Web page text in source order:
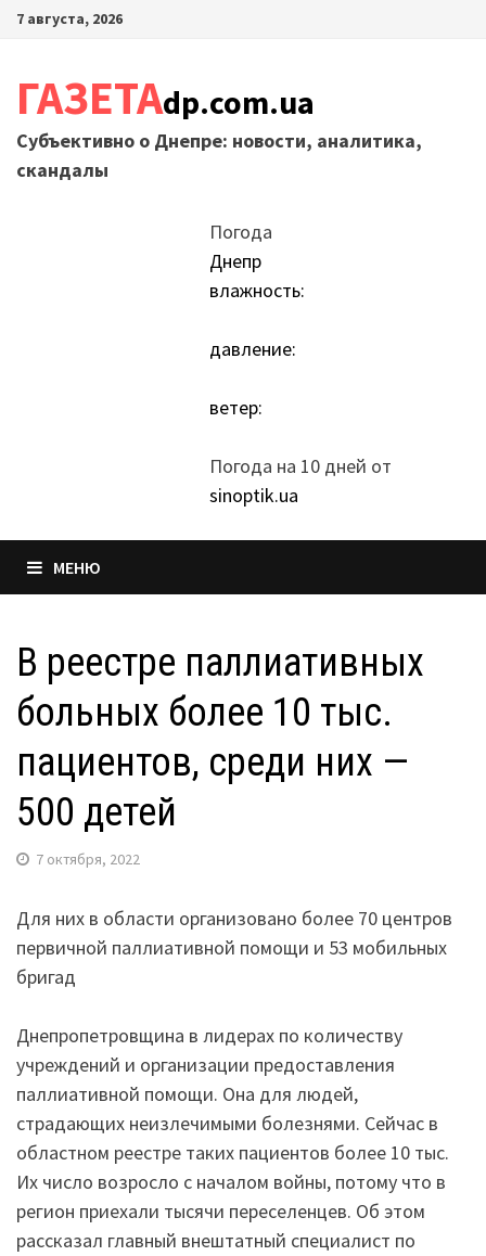
Перейти
7 августа, 2026
ГАЗЕТАdp.com.ua
Субъективно о Днепре: новости, аналитика,
скандалы
Погода
Днепр
влажность:
давление:
ветер:
Погода на 10 дней от
sinoptik.ua
МЕНЮ
В реестре паллиативных
больных более 10 тыс.
пациентов, среди них —
500 детей
7 октября, 2022
Для них в области организовано более 70 центров
первичной паллиативной помощи и 53 мобильных
бригад
Днепропетровщина в лидерах по количеству
учреждений и организации предоставления
паллиативной помощи. Она для людей,
страдающих неизлечимыми болезнями. Сейчас в
областном реестре таких пациентов более 10 тыс.
Их число возросло с началом войны, потому что в
регион приехали тысячи переселенцев. Об этом
рассказал главный внештатный специалист по